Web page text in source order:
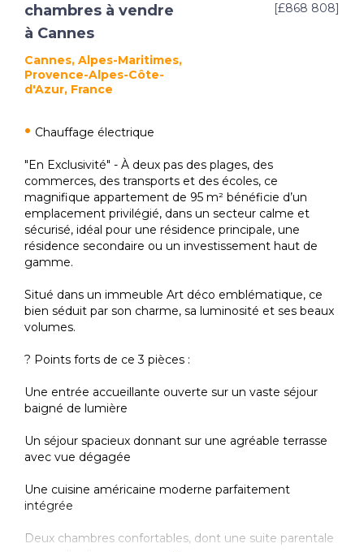
chambres à vendre
à Cannes
Cannes, Alpes-Maritimes,
Provence-Alpes-Côte-
d'Azur, France
[£868 808]
Chauffage électrique
"En Exclusivité" - À deux pas des plages, des
commerces, des transports et des écoles, ce
magnifique appartement de 95 m² bénéficie d’un
emplacement privilégié, dans un secteur calme et
sécurisé, idéal pour une résidence principale, une
résidence secondaire ou un investissement haut de
gamme.
Situé dans un immeuble Art déco emblématique, ce
bien séduit par son charme, sa luminosité et ses beaux
volumes.
? Points forts de ce 3 pièces :
Une entrée accueillante ouverte sur un vaste séjour
baigné de lumière
Un séjour spacieux donnant sur une agréable terrasse
avec vue dégagée
Une cuisine américaine moderne parfaitement
intégrée
Deux chambres confortables, dont une suite parentale